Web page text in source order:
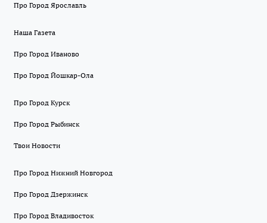
Про Город Ярославль
Наша Газета
Про Город Иваново
Про Город Йошкар-Ола
Про Город Курск
Про Город Рыбинск
Твои Новости
Про Город Нижний Новгород
Про Город Дзержинск
Про Город Владивосток